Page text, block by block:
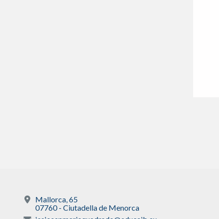
Mallorca, 65
07760 - Ciutadella de Menorca